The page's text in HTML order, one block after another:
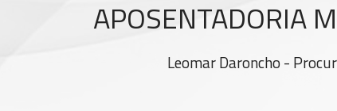
APOSENTADORIA
Leomar Daroncho -